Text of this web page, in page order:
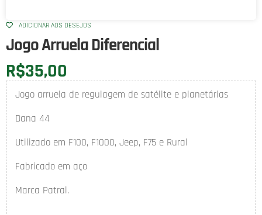
ADICIONAR AOS DESEJOS
Jogo Arruela Diferencial
R$35,00
Jogo arruela de regulagem de satélite e planetárias
Dana 44
Utilizado em F100, F1000, Jeep, F75 e Rural
Fabricado em aço
Marca Patral.